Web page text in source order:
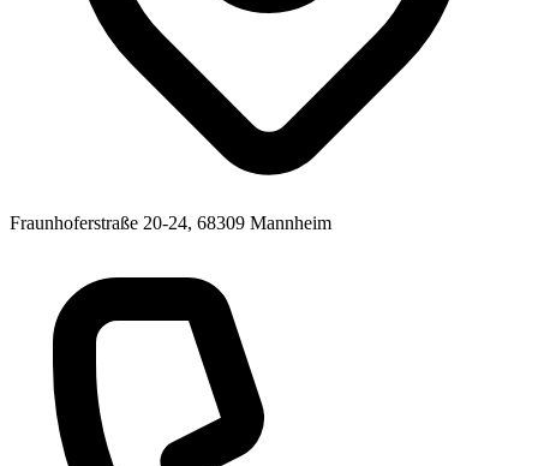
Fraunhoferstraße 20-24, 68309 Mannheim